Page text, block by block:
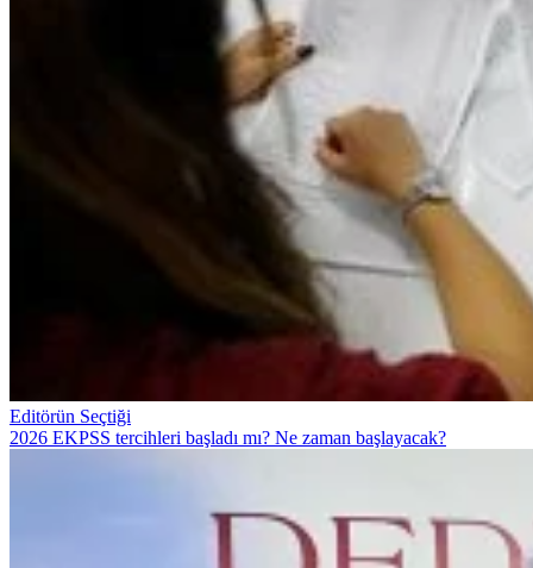
Editörün Seçtiği
2026 EKPSS tercihleri başladı mı? Ne zaman başlayacak?